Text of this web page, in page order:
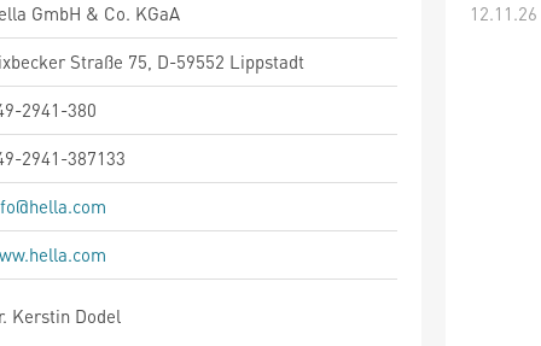
GmbH & Co. KGaA
Straße 75, D-59552 Lippstadt
2941-380
2941-387133
Kerstin Dodel
12.11.26